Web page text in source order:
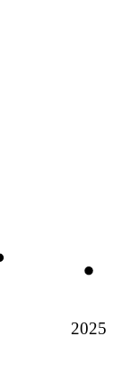
2025